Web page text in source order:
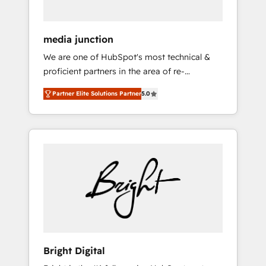
media junction
We are one of HubSpot's most technical &
proficient partners in the area of re-
platforming, website design & development.
We specialize in multi-hub implementations
for mid-market & enterprise companies. We
are woman-owned, powered by coffee, and
Impact Award 🏆2022 Technical Expertise
Impact Award 🏆2022 Platform Migration
Excellence Impact Award 🏆2020 Elite
Solutions Partner 🏆2019 Integrations
Website Design HubSpot Impact Award 🏆
Partner Elite Solutions Partner5.0
Bright Digital